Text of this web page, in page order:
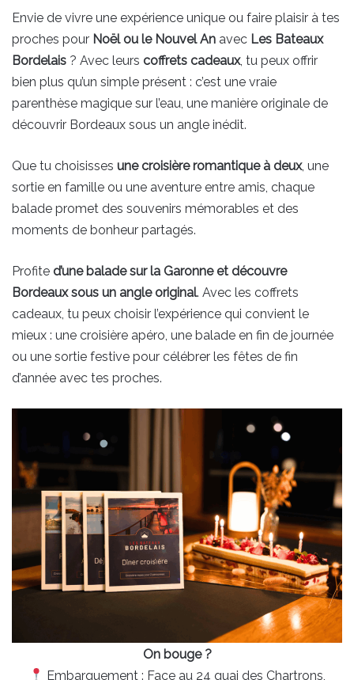
Envie de vivre une expérience unique ou faire plaisir à tes
proches pour Noël ou le Nouvel An avec Les Bateaux
Bordelais ? Avec leurs coffrets cadeaux, tu peux offrir
bien plus qu’un simple présent : c’est une vraie
parenthèse magique sur l’eau, une manière originale de
découvrir Bordeaux sous un angle inédit.
Que tu choisisses une croisière romantique à deux, une
sortie en famille ou une aventure entre amis, chaque
balade promet des souvenirs mémorables et des
moments de bonheur partagés.
Profite d’une balade sur la Garonne et découvre
Bordeaux sous un angle original. Avec les coffrets
cadeaux, tu peux choisir l’expérience qui convient le
mieux : une croisière apéro, une balade en fin de journée
ou une sortie festive pour célébrer les fêtes de fin
d’année avec tes proches.
On bouge ?
Embarquement : Face au 24 quai des Chartrons,